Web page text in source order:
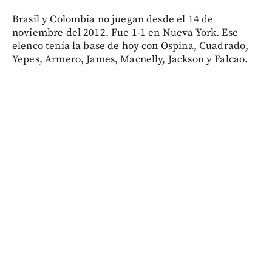
Brasil y Colombia no juegan desde el 14 de
noviembre del 2012. Fue 1-1 en Nueva York. Ese
elenco tenía la base de hoy con Ospina, Cuadrado,
Yepes, Armero, James, Macnelly, Jackson y Falcao.